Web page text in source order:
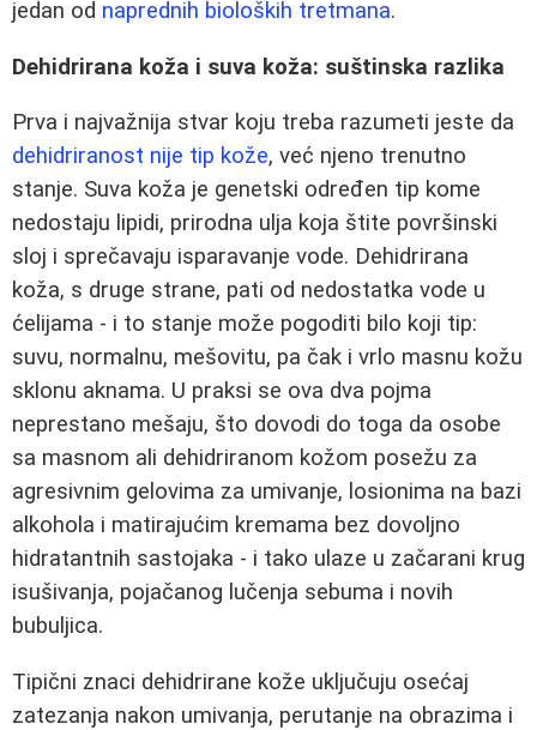
jedan od naprednih bioloških tretmana.
Dehidrirana koža i suva koža: suštinska razlika
Prva i najvažnija stvar koju treba razumeti jeste da
dehidriranost nije tip kože, već njeno trenutno
stanje. Suva koža je genetski određen tip kome
nedostaju lipidi, prirodna ulja koja štite površinski
sloj i sprečavaju isparavanje vode. Dehidrirana
koža, s druge strane, pati od nedostatka vode u
ćelijama - i to stanje može pogoditi bilo koji tip:
suvu, normalnu, mešovitu, pa čak i vrlo masnu kožu
sklonu aknama. U praksi se ova dva pojma
neprestano mešaju, što dovodi do toga da osobe
sa masnom ali dehidriranom kožom posežu za
agresivnim gelovima za umivanje, losionima na bazi
alkohola i matirajućim kremama bez dovoljno
hidratantnih sastojaka - i tako ulaze u začarani krug
isušivanja, pojačanog lučenja sebuma i novih
bubuljica.
Tipični znaci dehidrirane kože uključuju osećaj
zatezanja nakon umivanja, perutanje na obrazima i